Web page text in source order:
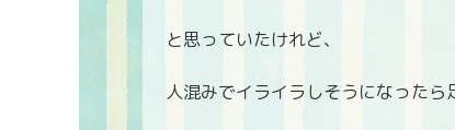
と思っていたけれど、
人混みでイライラしそうになったら